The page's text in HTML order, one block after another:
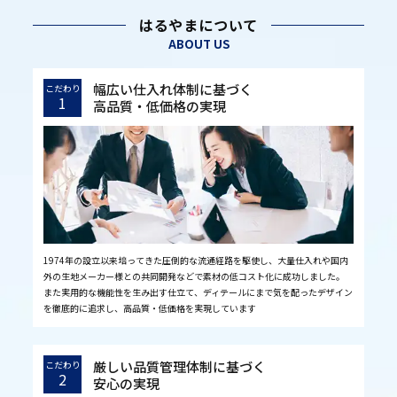
はるやまについて
ABOUT US
こだわり
1
幅広い仕入れ体制に基づく
高品質・低価格の実現
1974年の設立以来培ってきた圧倒的な流通経路を駆使し、大量仕入れや国内
外の生地メーカー様との共同開発などで素材の低コスト化に成功しました。
また実用的な機能性を生み出す仕立て、ディテールにまで気を配ったデザイン
を徹底的に追求し、高品質・低価格を実現しています
こだわり
2
厳しい品質管理体制に基づく
安心の実現